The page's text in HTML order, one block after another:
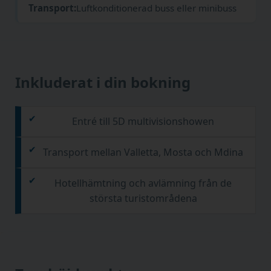
Transport:Luftkonditionerad buss eller minibuss
Inkluderat i din bokning
Entré till 5D multivisionshowen
Transport mellan Valletta, Mosta och Mdina
Hotellhämtning och avlämning från de
största turistområdena